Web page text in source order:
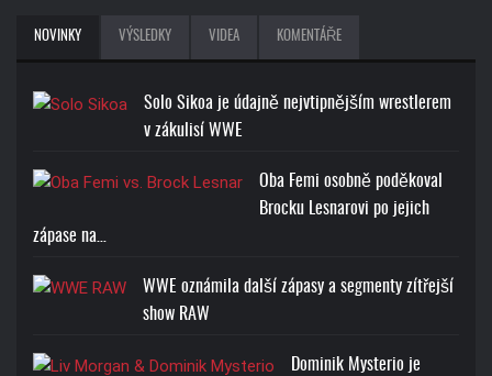
NOVINKY VÝSLEDKY VIDEA KOMENTÁŘE
Solo Sikoa je údajně nejvtipnějším wrestlerem
v zákulisí WWE
Oba Femi osobně poděkoval
Brocku Lesnarovi po jejich
zápase na…
WWE oznámila další zápasy a segmenty zítřejší
show RAW
Dominik Mysterio je